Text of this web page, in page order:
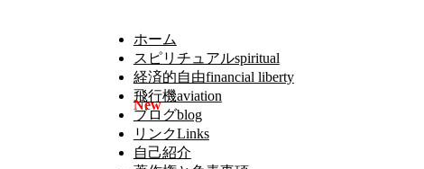
ホーム
スピリチュアルspiritual
経済的自由financial liberty
飛行機aviation
ブログblog
リンクLinks
自己紹介